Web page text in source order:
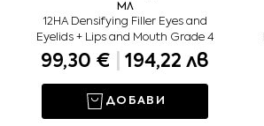
МЛ
12HA Densifying Filler Eyes and
Eyelids + Lips and Mouth Grade 4
99,30 € 194,22 лв
ДОБАВИ